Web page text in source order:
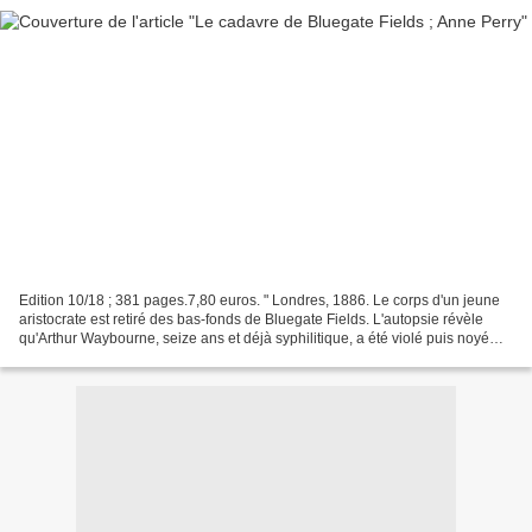
Edition 10/18 ; 381 pages.7,80 euros. " Londres, 1886. Le corps d'un jeune
aristocrate est retiré des bas-fonds de Bluegate Fields. L'autopsie révèle
qu'Arthur Waybourne, seize ans et déjà syphilitique, a été violé puis noyé